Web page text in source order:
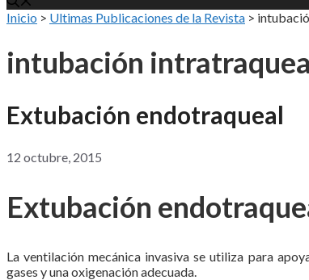
Inicio > Ultimas Publicaciones de la Revista >
intubación
Extubación endotraqueal
12 octubre, 2015
Extubación
La ventilación mecánica invasiva se utiliza para
gases y una oxigenación adecuada.